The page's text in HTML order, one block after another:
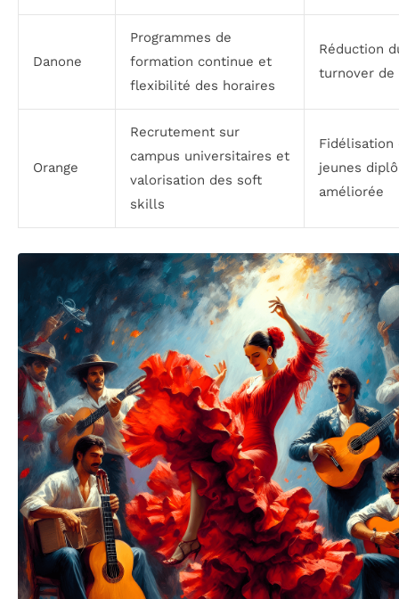
Danone
Programmes de
formation continue et
flexibilité des horaires
Réduction
turnover de
Orange
Recrutement sur
campus universitaires et
valorisation des soft
skills
Fidélisation
jeunes
améliorée